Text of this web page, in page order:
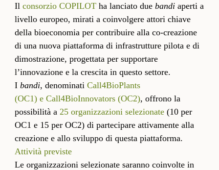
Il consorzio COPILOT ha lanciato due bandi aperti a
livello europeo, mirati a coinvolgere attori chiave
della bioeconomia per contribuire alla co-creazione
di una nuova piattaforma di infrastrutture pilota e di
dimostrazione, progettata per supportare
l’innovazione e la crescita in questo settore.
I bandi, denominati Call4BioPlants
(OC1) e Call4BioInnovators (OC2), offrono la
possibilità a 25 organizzazioni selezionate (10 per
OC1 e 15 per OC2) di partecipare attivamente alla
creazione e allo sviluppo di questa piattaforma.
Attività previste
Le organizzazioni selezionate saranno coinvolte in